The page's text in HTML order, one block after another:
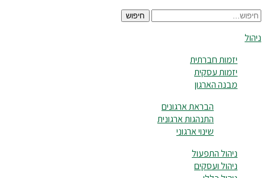
חיפוש
ניהול
יזמות חברתית
יזמות עסקית
מבנה הארגון
הבראת ארגונים
התנהגות ארגונית
שינוי ארגוני
ניהול התפעול
ניהול ועסקים